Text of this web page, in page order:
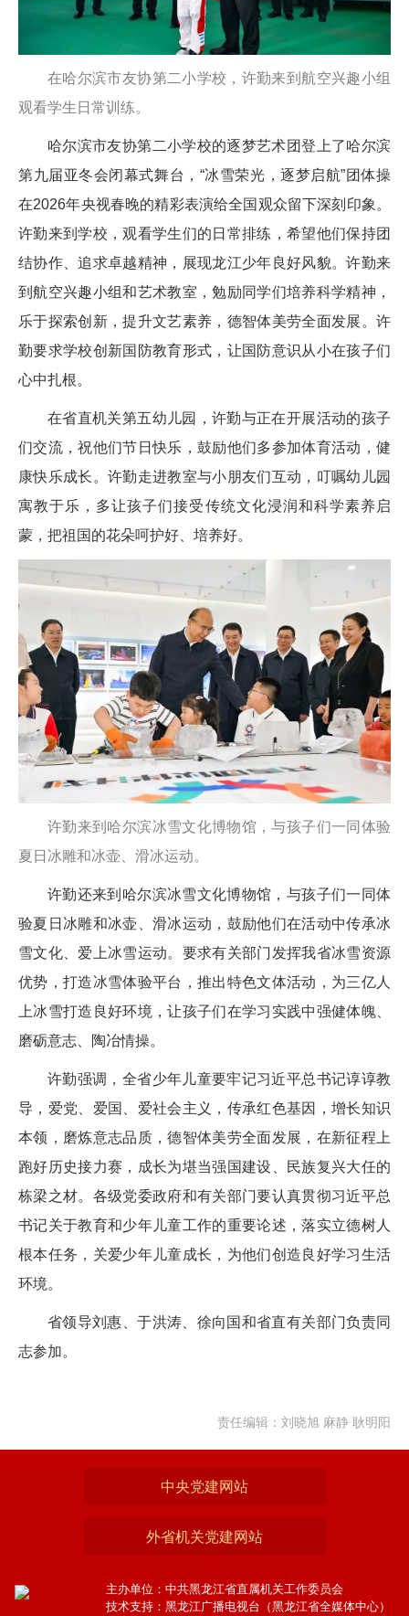
在哈尔滨市友协第二小学校，许勤来到航空兴趣小组
观看学生日常训练。
哈尔滨市友协第二小学校的逐梦艺术团登上了哈尔滨
第九届亚冬会闭幕式舞台，“冰雪荣光，逐梦启航”团体操
在2026年央视春晚的精彩表演给全国观众留下深刻印象。
许勤来到学校，观看学生们的日常排练，希望他们保持团
结协作、追求卓越精神，展现龙江少年良好风貌。许勤来
到航空兴趣小组和艺术教室，勉励同学们培养科学精神，
乐于探索创新，提升文艺素养，德智体美劳全面发展。许
勤要求学校创新国防教育形式，让国防意识从小在孩子们
心中扎根。
在省直机关第五幼儿园，许勤与正在开展活动的孩子
们交流，祝他们节日快乐，鼓励他们多参加体育活动，健
康快乐成长。许勤走进教室与小朋友们互动，叮嘱幼儿园
寓教于乐，多让孩子们接受传统文化浸润和科学素养启
蒙，把祖国的花朵呵护好、培养好。
许勤来到哈尔滨冰雪文化博物馆，与孩子们一同体验
夏日冰雕和冰壶、滑冰运动。
许勤还来到哈尔滨冰雪文化博物馆，与孩子们一同体
验夏日冰雕和冰壶、滑冰运动，鼓励他们在活动中传承冰
雪文化、爱上冰雪运动。要求有关部门发挥我省冰雪资源
优势，打造冰雪体验平台，推出特色文体活动，为三亿人
上冰雪打造良好环境，让孩子们在学习实践中强健体魄、
磨砺意志、陶冶情操。
许勤强调，全省少年儿童要牢记习近平总书记谆谆教
导，爱党、爱国、爱社会主义，传承红色基因，增长知识
本领，磨炼意志品质，德智体美劳全面发展，在新征程上
跑好历史接力赛，成长为堪当强国建设、民族复兴大任的
栋梁之材。各级党委政府和有关部门要认真贯彻习近平总
书记关于教育和少年儿童工作的重要论述，落实立德树人
根本任务，关爱少年儿童成长，为他们创造良好学习生活
环境。
省领导刘惠、于洪涛、徐向国和省直有关部门负责同
志参加。
责任编辑：刘晓旭 麻静 耿明阳
中央党建网站
外省机关党建网站
主办单位：中共黑龙江省直属机关工作委员会
技术支持：黑龙江广播电视台（黑龙江省全媒体中心）